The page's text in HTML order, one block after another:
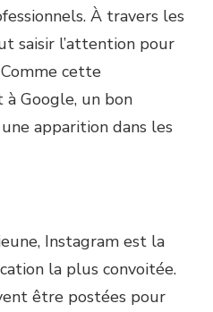
À travers les
saisir l’attention pour
cette
Google, un bon
apparition dans les
Instagram est la
la plus convoitée.
être postées pour